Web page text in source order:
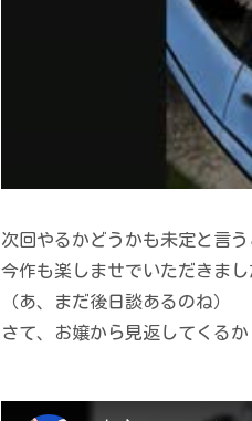
次回やるかどうかも未定と言
今作も楽しませでいただきま
（あ、まだ後日談あるのね）
さて、お嬢から見返してくるか